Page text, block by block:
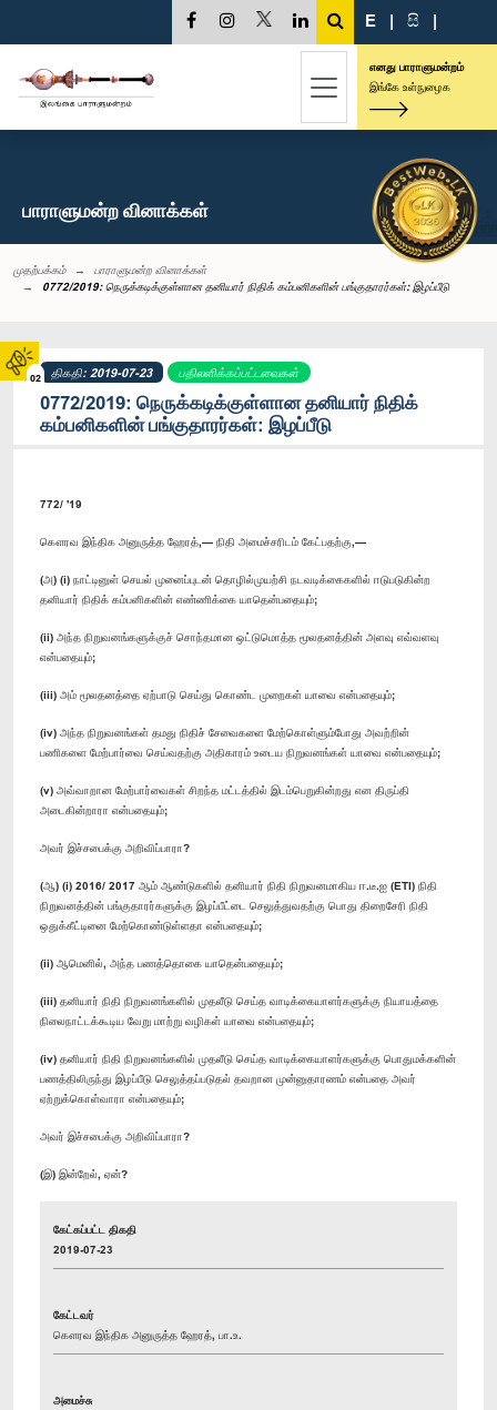
02
E | සි |
எனது பாராளுமன்றம்
இங்கே உள்நுழைக
பாராளுமன்ற வினாக்கள்
முதற்பக்கம்
பாராளுமன்ற வினாக்கள்
0772/2019: நெருக்கடிக்குள்ளான தனியார் நிதிக் கம்பனிகளின் பங்குதாரர்கள்: இழப்பீடு
திகதி: 2019-07-23 பதிலளிக்கப்பட்டவைகள்
0772/2019: நெருக்கடிக்குள்ளான தனியார் நிதிக்
கம்பனிகளின் பங்குதாரர்கள்: இழப்பீடு
772/ '19
கௌரவ இந்திக அனுருத்த ஹேரத்,— நிதி அமைச்சரிடம் கேட்பதற்கு,—
(அ) (i) நாட்டினுள் செயல் முனைப்புடன் தொழில்முயற்சி நடவடிக்கைகளில் ஈடுபடுகின்ற
தனியார் நிதிக் கம்பனிகளின் எண்ணிக்கை யாதென்பதையும்;
(ii) அந்த நிறுவனங்களுக்குச் சொந்தமான ஒட்டுமொத்த மூலதனத்தின் அளவு எவ்வளவு
என்பதையும்;
(iii) அம் மூலதனத்தை ஏற்பாடு செய்து கொண்ட முறைகள் யாவை என்பதையும்;
(iv) அந்த நிறுவனங்கள் தமது நிதிச் சேவைகளை மேற்கொள்ளும்போது அவற்றின்
பணிகளை மேற்பார்வை செய்வதற்கு அதிகாரம் உடைய நிறுவனங்கள் யாவை என்பதையும்;
(v) அவ்வாறான மேற்பார்வைகள் சிறந்த மட்டத்தில் இடம்பெறுகின்றது என திருப்தி
அடைகின்றாரா என்பதையும்;
அவர் இச்சபைக்கு அறிவிப்பாரா?
(ஆ) (i) 2016/ 2017 ஆம் ஆண்டுகளில் தனியார் நிதி நிறுவனமாகிய ஈ.டீ.ஐ (ETI) நிதி
நிறுவனத்தின் பங்குதாரர்களுக்கு இழப்பீட்டை செலுத்துவதற்கு பொது திறைசேரி நிதி
ஒதுக்கீட்டினை மேற்கொண்டுள்ளதா என்பதையும்;
(ii) ஆமெனில், அந்த பணத்தொகை யாதென்பதையும்;
(iii) தனியார் நிதி நிறுவனங்களில் முதலீடு செய்த வாடிக்கையாளர்களுக்கு நியாயத்தை
நிலைநாட்டக்கூடிய வேறு மாற்று வழிகள் யாவை என்பதையும்;
(iv) தனியார் நிதி நிறுவனங்களில் முதலீடு செய்த வாடிக்கையாளர்களுக்கு பொதுமக்களின்
பணத்திலிருந்து இழப்பீடு செலுத்தப்படுதல் தவறான முன்னுதாரணம் என்பதை அவர்
ஏற்றுக்கொள்வாரா என்பதையும்;
அவர் இச்சபைக்கு அறிவிப்பாரா?
(இ) இன்றேல், ஏன்?
கேட்கப்பட்ட திகதி
2019-07-23
கேட்டவர்
கௌரவ இந்திக அனுருத்த ஹேரத், பா.உ.
அமைச்சு